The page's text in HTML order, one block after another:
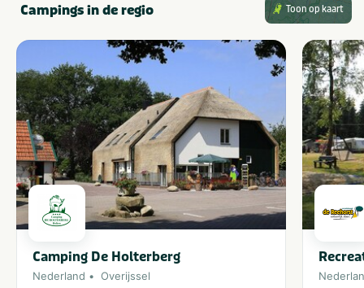
Campings in de regio Toon op kaart
Camping De Holterberg
Nederland Overijssel